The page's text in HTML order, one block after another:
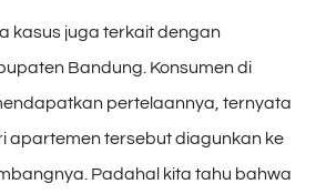
kasus juga terkait dengan
Bandung. Konsumen di
pertelaannya, ternyata
apartemen tersebut diagunkan ke
Padahal kita tahu bahwa